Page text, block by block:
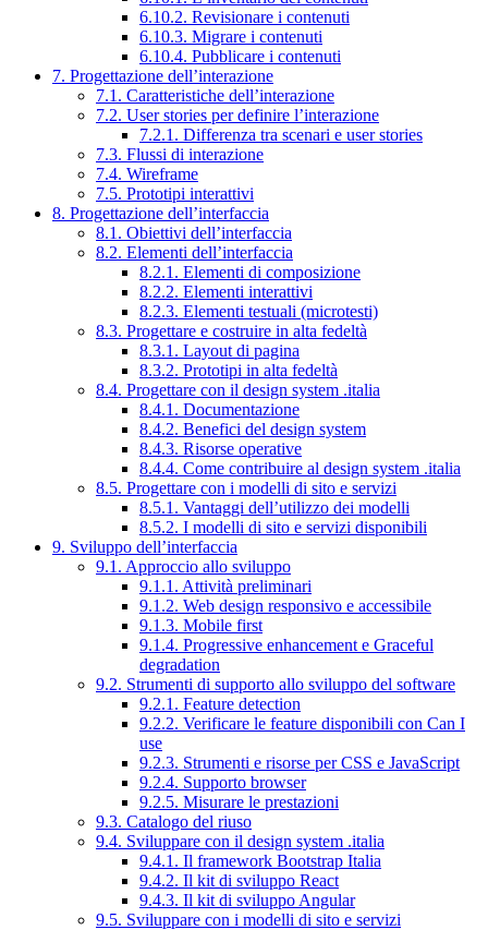
6.10.2. Revisionare i contenuti
6.10.3. Migrare i contenuti
6.10.4. Pubblicare i contenuti
7. Progettazione dell’interazione
7.1. Caratteristiche dell’interazione
7.2. User stories per definire l’interazione
7.2.1. Differenza tra scenari e user stories
7.3. Flussi di interazione
7.4. Wireframe
7.5. Prototipi interattivi
8. Progettazione dell’interfaccia
8.1. Obiettivi dell’interfaccia
8.2. Elementi dell’interfaccia
8.2.1. Elementi di composizione
8.2.2. Elementi interattivi
8.2.3. Elementi testuali (microtesti)
8.3. Progettare e costruire in alta fedeltà
8.3.1. Layout di pagina
8.3.2. Prototipi in alta fedeltà
8.4. Progettare con il design system .italia
8.4.1. Documentazione
8.4.2. Benefici del design system
8.4.3. Risorse operative
8.4.4. Come contribuire al design system .italia
8.5. Progettare con i modelli di sito e servizi
8.5.1. Vantaggi dell’utilizzo dei modelli
8.5.2. I modelli di sito e servizi disponibili
9. Sviluppo dell’interfaccia
9.1. Approccio allo sviluppo
9.1.1. Attività preliminari
9.1.2. Web design responsivo e accessibile
9.1.3. Mobile first
9.1.4. Progressive enhancement e Graceful
degradation
9.2. Strumenti di supporto allo sviluppo del software
9.2.1. Feature detection
9.2.2. Verificare le feature disponibili con Can I
use
9.2.3. Strumenti e risorse per CSS e JavaScript
9.2.4. Supporto browser
9.2.5. Misurare le prestazioni
9.3. Catalogo del riuso
9.4. Sviluppare con il design system .italia
9.4.1. Il framework Bootstrap Italia
9.4.2. Il kit di sviluppo React
9.4.3. Il kit di sviluppo Angular
9.5. Sviluppare con i modelli di sito e servizi